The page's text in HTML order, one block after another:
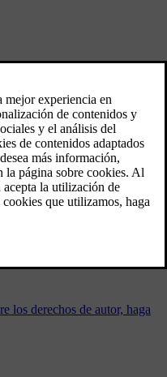
los derechos de autor, haga